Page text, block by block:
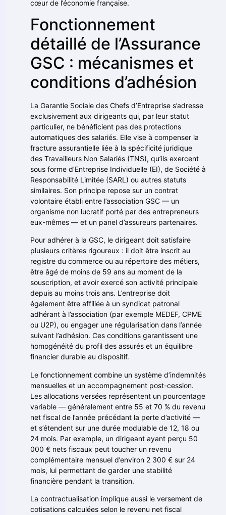
cœur de l’économie française.
Fonctionnement
détaillé de l’Assurance
GSC : mécanismes et
conditions d’adhésion
La Garantie Sociale des Chefs d’Entreprise s’adresse
exclusivement aux dirigeants qui, par leur statut
particulier, ne bénéficient pas des protections
automatiques des salariés. Elle vise à compenser la
fracture assurantielle liée à la spécificité juridique
des Travailleurs Non Salariés (TNS), qu’ils exercent
sous forme d’Entreprise Individuelle (EI), de Société à
Responsabilité Limitée (SARL) ou autres statuts
similaires. Son principe repose sur un contrat
volontaire établi entre l’association GSC — un
organisme non lucratif porté par des entrepreneurs
eux-mêmes — et un panel d’assureurs partenaires.
Pour adhérer à la GSC, le dirigeant doit satisfaire
plusieurs critères rigoureux : il doit être inscrit au
registre du commerce ou au répertoire des métiers,
être âgé de moins de 59 ans au moment de la
souscription, et avoir exercé son activité principale
depuis au moins trois ans. L’entreprise doit
également être affiliée à un syndicat patronal
adhérant à l’association (par exemple MEDEF, CPME
ou U2P), ou engager une régularisation dans l’année
suivant l’adhésion. Ces conditions garantissent une
homogénéité du profil des assurés et un équilibre
financier durable au dispositif.
Le fonctionnement combine un système d’indemnités
mensuelles et un accompagnement post-cession.
Les allocations versées représentent un pourcentage
variable — généralement entre 55 et 70 % du revenu
net fiscal de l’année précédant la perte d’activité —
et s’étendent sur une durée modulable de 12, 18 ou
24 mois. Par exemple, un dirigeant ayant perçu 50
000 € nets fiscaux peut toucher un revenu
complémentaire mensuel d’environ 2 300 € sur 24
mois, lui permettant de garder une stabilité
financière pendant la transition.
La contractualisation implique aussi le versement de
cotisations calculées selon le revenu net fiscal